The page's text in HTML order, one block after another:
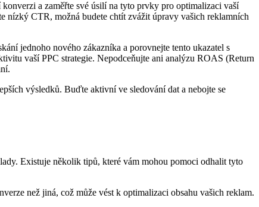
a zaměřte své úsilí na tyto prvky pro optimalizaci vaší
nízký CTR, možná budete chtít zvážit úpravy vašich reklamních
jednoho nového zákazníka a porovnejte tento ukazatel s
vaší PPC strategie. Nepodceňujte ani analýzu ROAS (Return
výsledků. Buďte aktivní ve sledování dat a nebojte se
Existuje několik tipů, které vám mohou pomoci odhalit tyto
než jiná, což může vést k optimalizaci obsahu vašich reklam.